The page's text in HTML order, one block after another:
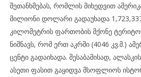
შეთანხმებას, რომლის მიხედვით
მილიონი დოლარი გადაუხადა
კილომეტრის ფართობის მქონე
ნიშნავს, რომ ერთ აკრში (4046 კვ.მ.)
ცენტი გადაიხადა. შესაბამისად,
ასეთი ფასით გაყიდვა მსოფლიოს